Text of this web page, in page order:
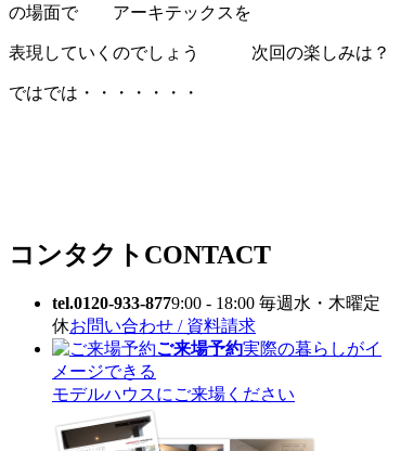
の場面で アーキテックスを
表現していくのでしょう 次回の楽しみは？
ではでは・・・・・・・
コンタクト CONTACT
tel.0120-933-8779:00 - 18:00 毎週水・木曜定
休お問い合わせ / 資料請求
ご来場予約実際の暮らしがイ
メージできる
モデルハウスにご来場ください